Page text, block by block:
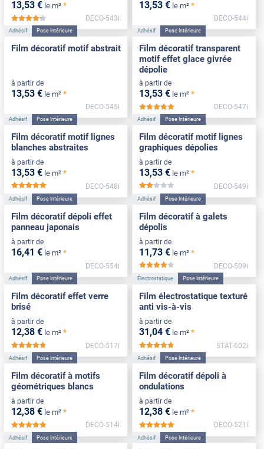
13,53 € le m² *
*****
DECO-543i
13,53 € le m² *
DECO-544i
Adhésif Pose Intérieure
Film décoratif motif abstrait
à partir de
13,53 € le m² *
DECO-545i
Adhésif Pose Intérieure
Film décoratif transparent
motif effet glace givrée
dépolie
à partir de
13,53 € le m² *
DECO-547i
Adhésif Pose Intérieure
Film décoratif motif lignes
blanches abstraites
à partir de
13,53 € le m² *
DECO-548i
Adhésif Pose Intérieure
Film décoratif motif lignes
graphiques dépolies
à partir de
13,53 € le m² *
*****
DECO-549i
Adhésif Pose Intérieure
Film décoratif dépoli effet
panneau japonais
à partir de
16,41 € le m² *
DECO-554i
Adhésif Pose Intérieure
Film décoratif à galets
dépolis
à partir de
11 ,73 € le m² *
*****
DECO-509i
Adhésif Pose Intérieure
Film décoratif effet verre
brisé
à partir de
12,38 € le m² *
*****
DECO-517i
Électrostatique Pose Intérieure
Film électrostatique texturé
anti vis-à-vis
à partir de
31,04 € le m² *
*****
STAT-602i
Adhésif Pose Intérieure
Film décoratif à motifs
géométriques blancs
à partir de
12,38 € le m² *
*****
DECO-514i
Adhésif Pose Intérieure
Film décoratif dépoli à
ondulations
à partir de
12,38 € le m² *
DECO-521i
Adhésif Pose Intérieure Adhésif Pose Intérieure